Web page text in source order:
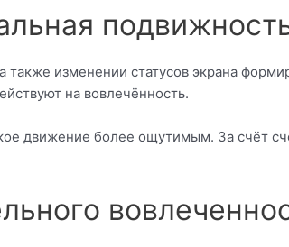
изменении статусов экрана
на вовлечённость.
движение более ощутимым. За счёт